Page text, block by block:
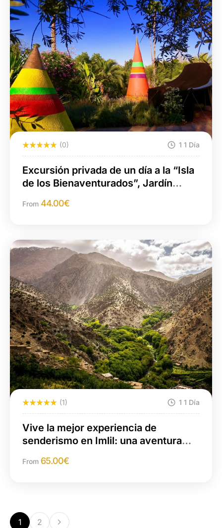
(0) 1 1 Día
Excursión privada de un día a la “Isla
de los Bienaventurados”, Jardín
From 44.00€
(1) 1 1 Día
Vive la mejor experiencia de
senderismo en Imlil: una aventura
From 65.00€
1 2